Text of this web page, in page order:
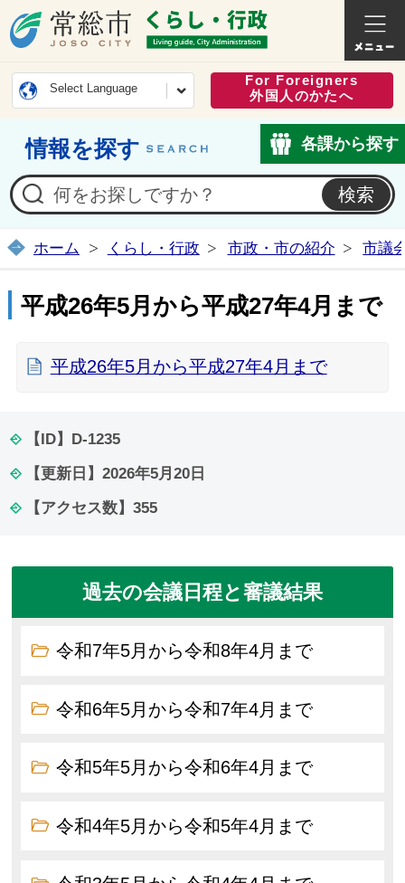
常総市公式ホームページ
くらし
Select Language
For Foreigners
外国人のかたへ
情報を探す 各課から探す
ホーム くらし・行政 市政・市の紹介 市議
平成26年5月から平成27年4月まで
平成26年5月から平成27年4月まで
【ID】 D-1235
【更新日】 2026年5月20日
【アクセス数】 355
過去の会議日程と審議結果
令和7年5月から令和8年4月まで
令和6年5月から令和7年4月まで
令和5年5月から令和6年4月まで
令和4年5月から令和5年4月まで